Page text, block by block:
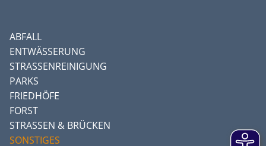
ABFALL
ENTWÄSSERUNG
STRASSENREINIGUNG
PARKS
FRIEDHÖFE
FORST
STRASSEN & BRÜCKEN
SONSTIGES